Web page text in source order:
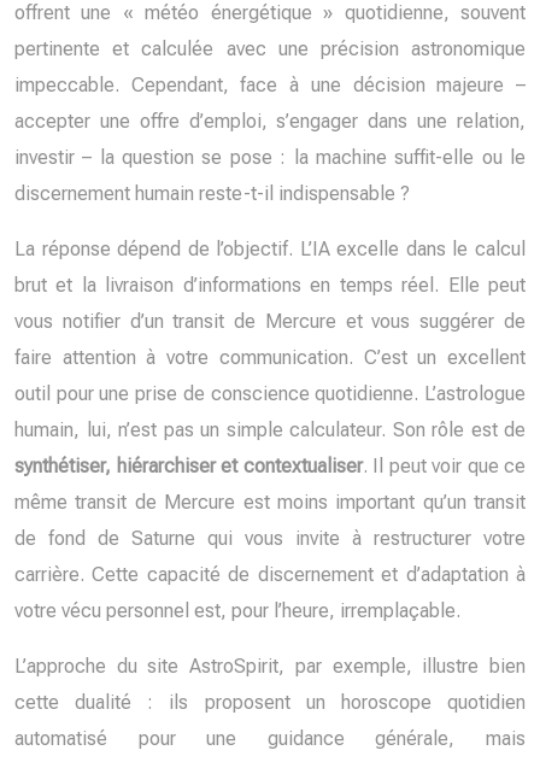
offrent une « météo énergétique » quotidienne, souvent
pertinente et calculée avec une précision astronomique
impeccable. Cependant, face à une décision majeure –
accepter une offre d’emploi, s’engager dans une relation,
investir – la question se pose : la machine suffit-elle ou le
discernement humain reste-t-il indispensable ?
La réponse dépend de l’objectif. L’IA excelle dans le calcul
brut et la livraison d’informations en temps réel. Elle peut
vous notifier d’un transit de Mercure et vous suggérer de
faire attention à votre communication. C’est un excellent
outil pour une prise de conscience quotidienne. L’astrologue
humain, lui, n’est pas un simple calculateur. Son rôle est de
synthétiser, hiérarchiser et contextualiser. Il peut voir que ce
même transit de Mercure est moins important qu’un transit
de fond de Saturne qui vous invite à restructurer votre
carrière. Cette capacité de discernement et d’adaptation à
votre vécu personnel est, pour l’heure, irremplaçable.
L’approche du site AstroSpirit, par exemple, illustre bien
cette dualité : ils proposent un horoscope quotidien
automatisé pour une guidance générale, mais